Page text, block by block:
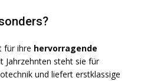
für ihre hervorragende
Jahrzehnten steht sie für
und liefert erstklassige